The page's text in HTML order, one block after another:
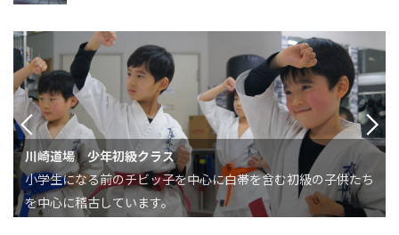
川崎道場 少年初級クラス
小学生になる前のチビッ子を中心に白帯を含む初級の子供たち
を中心に稽古しています。